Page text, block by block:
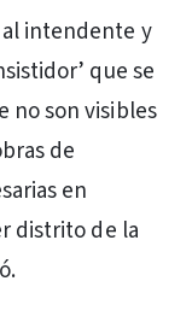
al intendente y
que se
no son visibles
de
en
distrito de la